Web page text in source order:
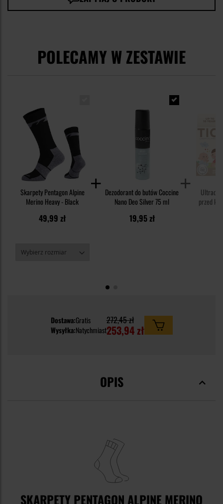
POLECAMY W ZESTAWIE
Skarpety Pentagon Alpine
Merino Heavy - Black
49,99 zł
Dezodorant do butów Coccine
Nano Deo Silver 75 ml
19,95 zł
przed
Dostawa:Gratis
Wysyłka:Natychmiast
272,45 zł
253,94 zł
OPIS
SKARPETY PENTAGON ALPINE MERINO